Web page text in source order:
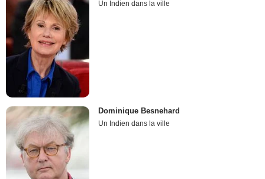
Un Indien dans la ville
Dominique Besnehard
Un Indien dans la ville